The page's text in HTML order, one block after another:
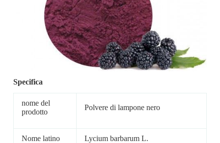
Specifica
nome del
prodotto
Polvere di lampone nero
Nome latino Lycium barbarum L.